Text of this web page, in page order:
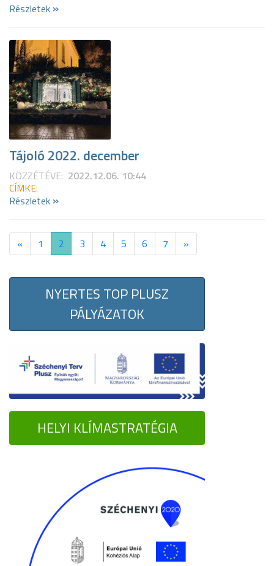
Részletek »
Tájoló 2022. december
KÖZZÉTÉVE: 2022.12.06. 10:44
CÍMKE:
Részletek »
« 1 2 3 4 5 6 7 »
NYERTES TOP PLUSZ
PÁLYÁZATOK
HELYI KLÍMASTRATÉGIA